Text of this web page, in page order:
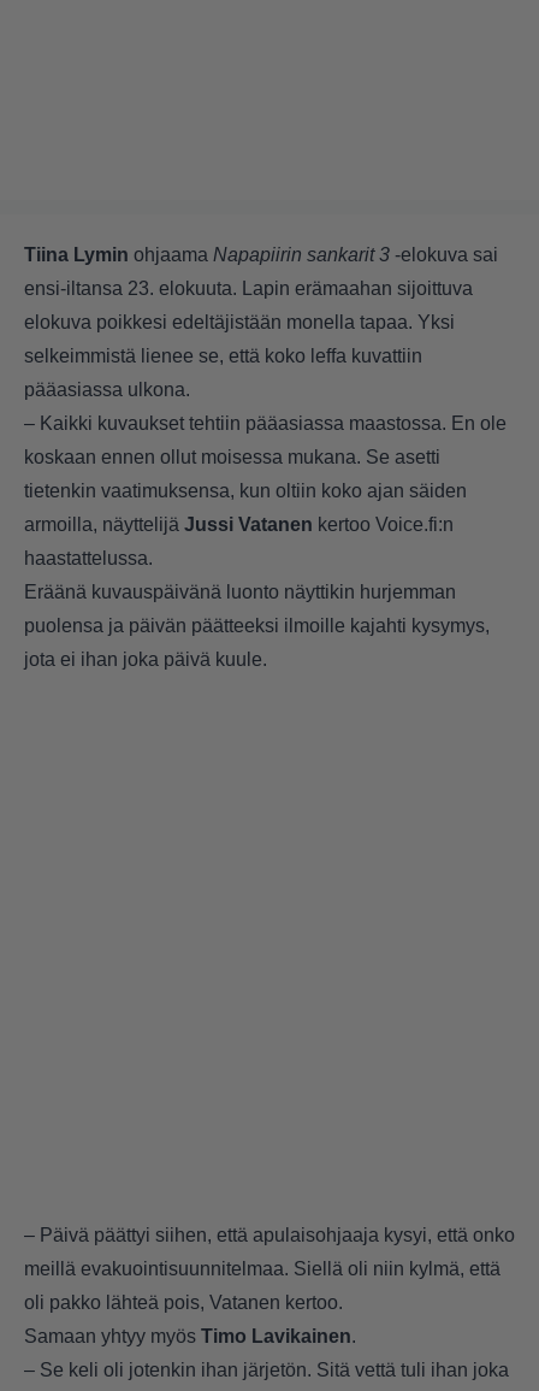
Tiina Lymin ohjaama Napapiirin sankarit 3 -elokuva sai
ensi-iltansa 23. elokuuta. Lapin erämaahan sijoittuva
elokuva poikkesi edeltäjistään monella tapaa. Yksi
selkeimmistä lienee se, että koko leffa kuvattiin
pääasiassa ulkona.
– Kaikki kuvaukset tehtiin pääasiassa maastossa. En ole
koskaan ennen ollut moisessa mukana. Se asetti
tietenkin vaatimuksensa, kun oltiin koko ajan säiden
armoilla, näyttelijä Jussi Vatanen kertoo Voice.fi:n
haastattelussa.
Eräänä kuvauspäivänä luonto näyttikin hurjemman
puolensa ja päivän päätteeksi ilmoille kajahti kysymys,
jota ei ihan joka päivä kuule.
– Päivä päättyi siihen, että apulaisohjaaja kysyi, että onko
meillä evakuointisuunnitelmaa. Siellä oli niin kylmä, että
oli pakko lähteä pois, Vatanen kertoo.
Samaan yhtyy myös Timo Lavikainen.
– Se keli oli jotenkin ihan järjetön. Sitä vettä tuli ihan joka